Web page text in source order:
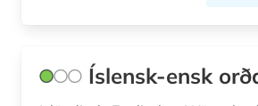
geschichte 1945 (2)
Íslensk-ensk